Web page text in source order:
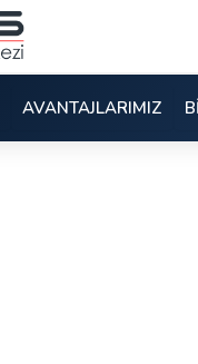
AVANTAJLARIMIZ